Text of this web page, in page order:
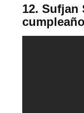
12. Sufjan